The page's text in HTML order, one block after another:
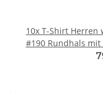
10x T-Shirt Herren
#190 Rundhals mit